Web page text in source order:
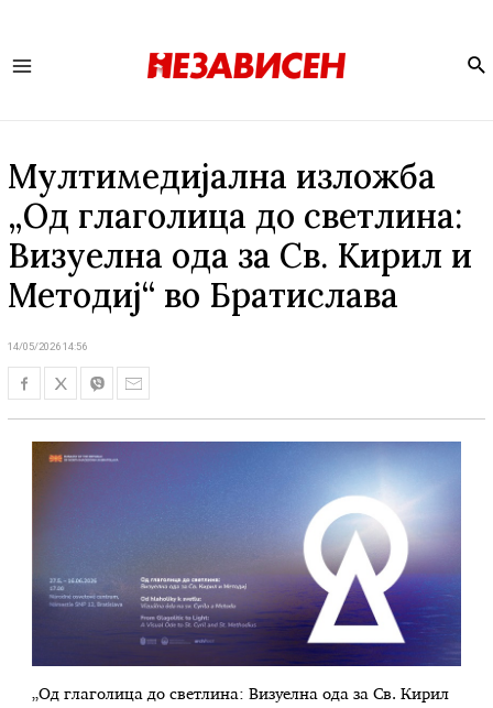
Мултимедијална изложба
„Од глаголица до светлина:
Визуелна ода за Св. Кирил и
Методиј“ во Братислава
14/05/2026 14:56
„Од глаголица до светлина: Визуелна ода за Св. Кирил